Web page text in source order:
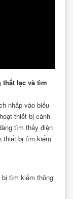
lạc và tìm
nhấp vào biểu
thiết bị cảnh
tìm thấy điện
thiết bị tìm kiếm
tìm kiếm thông